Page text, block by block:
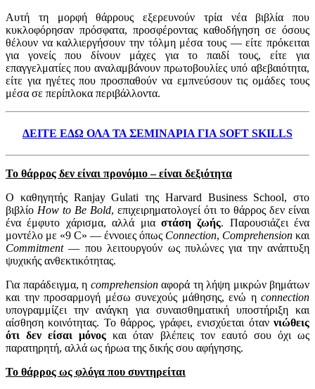
Αυτή τη μορφή θάρρους εξερευνούν τρία νέα βιβλία που
κυκλοφόρησαν πρόσφατα, προσφέροντας καθοδήγηση σε όσους
θέλουν να καλλιεργήσουν την τόλμη μέσα τους — είτε πρόκειται
για γονείς που δίνουν μάχες για το παιδί τους, είτε για
επαγγελματίες που αναλαμβάνουν πρωτοβουλίες υπό αβεβαιότητα,
είτε για ηγέτες που προσπαθούν να εμπνεύσουν τις ομάδες τους
μέσα σε περίπλοκα περιβάλλοντα.
ΔΕΙΤΕ ΕΔΩ ΟΛΑ ΤΑ ΣΕΜΙΝΑΡΙΑ ΓΙΑ SOFT SKILLS
Το θάρρος δεν είναι προνόμιο – είναι δεξιότητα
Ο καθηγητής Ranjay Gulati της Harvard Business School, στο
βιβλίο How to Be Bold, επιχειρηματολογεί ότι το θάρρος δεν είναι
ένα έμφυτο χάρισμα, αλλά μια στάση ζωής. Παρουσιάζει ένα
μοντέλο με «9 C» — έννοιες όπως Connection, Comprehension και
Commitment— που λειτουργούν ως πυλώνες για την ανάπτυξη
ψυχικής ανθεκτικότητας.
Για παράδειγμα, η comprehensionαφορά τη λήψη μικρών βημάτων
και την προσαρμογή μέσω συνεχούς μάθησης, ενώ η connection
υπογραμμίζει την ανάγκη για συναισθηματική υποστήριξη και
αίσθηση κοινότητας. Το θάρρος, γράφει, ενισχύεται όταν νιώθεις
ότι δεν είσαι μόνος και όταν βλέπεις τον εαυτό σου όχι ως
παρατηρητή, αλλά ως ήρωα της δικής σου αφήγησης.
Το θάρρος ως φλόγα που συντηρείται